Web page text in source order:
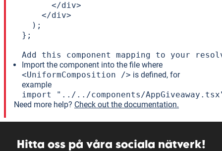
      </div>
    </div>
  );
};
Add this component mapping to your
Import the component into the file where
<UniformComposition /> is defined, for
example
import "../../components/
Need more help? Check out the documentation.
Hitta oss på våra sociala nätverk!